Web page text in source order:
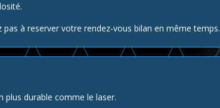
à reserver votre rendez-vous bilan en même temps.
plus durable comme le laser.